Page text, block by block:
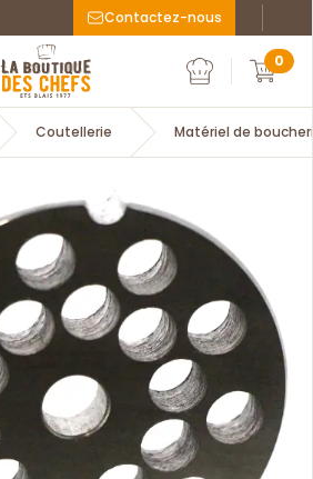
Contactez-nous
La Boutique des chefs
Mon compte
Mon
0
Coutellerie Matériel de